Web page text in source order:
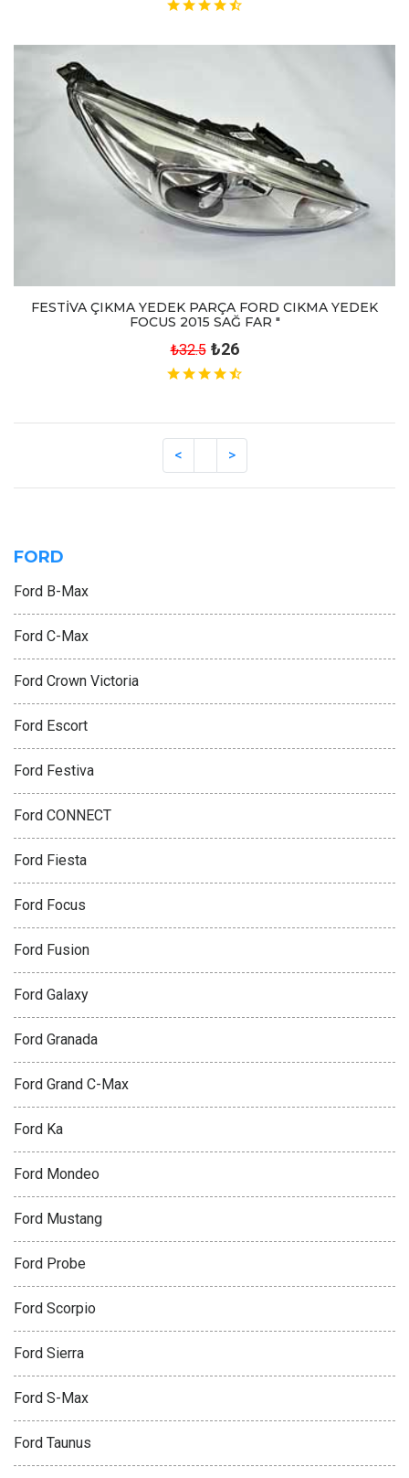
FESTİVA ÇIKMA YEDEK PARÇA FORD CIKMA YEDEK
FOCUS 2015 SAĞ FAR "
₺32.5 ₺26
FORD
Ford B-Max
Ford C-Max
Ford Crown Victoria
Ford Escort
Ford Festiva
Ford CONNECT
Ford Fiesta
Ford Focus
Ford Fusion
Ford Galaxy
Ford Granada
Ford Grand C-Max
Ford Ka
Ford Mondeo
Ford Mustang
Ford Probe
Ford Scorpio
Ford Sierra
Ford S-Max
Ford Taunus